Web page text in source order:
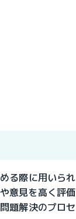
る際に用いられ
意見を高く評価
題解決のプロセ